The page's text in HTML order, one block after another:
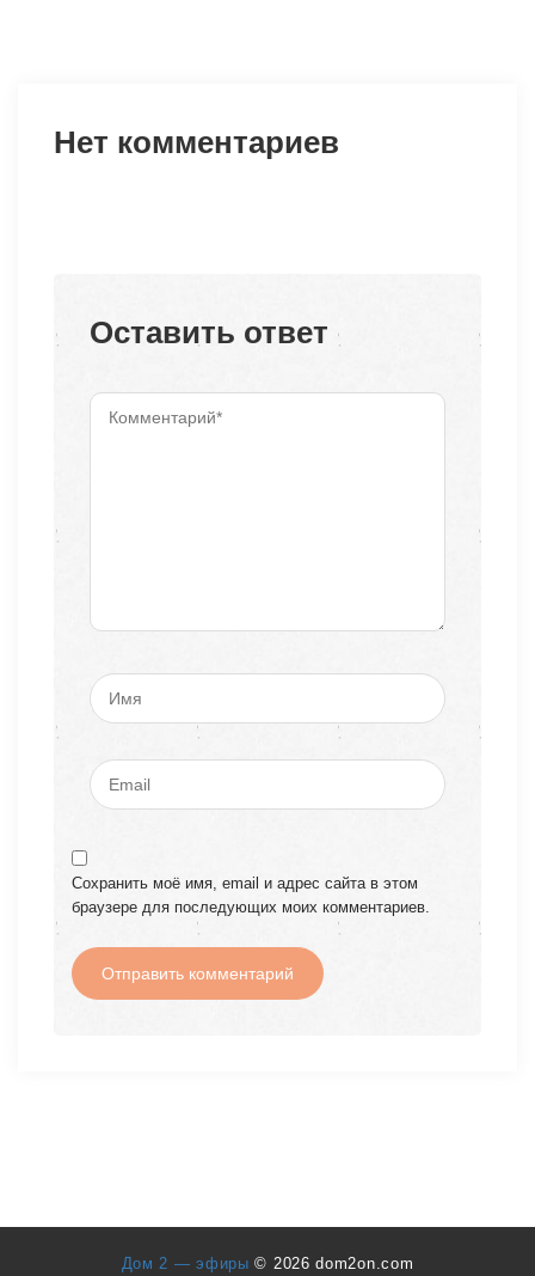
Нет комментариев
Оставить ответ
Сохранить моё имя, email и адрес сайта в этом
браузере для последующих моих комментариев.
Дом 2 — эфиры© 2026 dom2on.com